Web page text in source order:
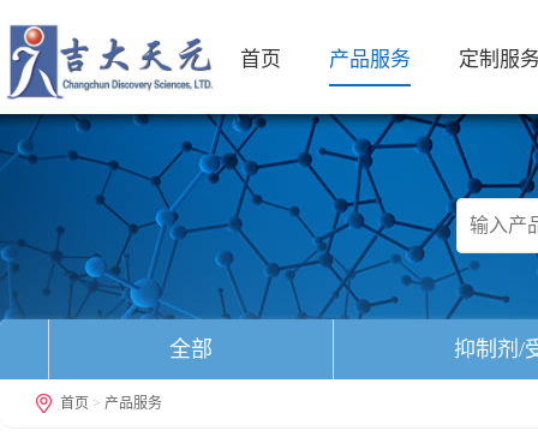
首页 产品服务 定制服
全部 抑制剂/
首页 > 产品服务